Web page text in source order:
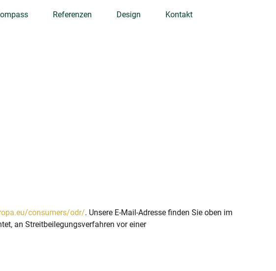
Referenzen Design Kontakt
consumers/odr/. Unsere E-Mail-Adresse finden Sie oben im
an Streitbeilegungsverfahren vor einer